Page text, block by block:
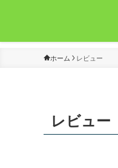
ホーム レビュー
レビュー